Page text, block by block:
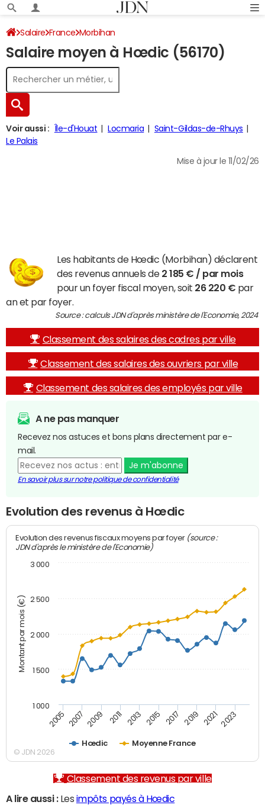
Salaire France Morbihan
Salaire moyen à Hœdic (56170)
Voir aussi : Île-d'Houat Locmaria
Saint-Gildas-de-Rhuys
Le Palais
Mise à jour le 11/02/26
Les habitants de Hœdic (Morbihan) déclarent
des revenus annuels de 2 185 € / par mois
pour un foyer fiscal moyen, soit 26 220 € par
an et par foyer.
Source : calculs JDN d'après ministère de l'Economie, 2024
Classement des salaires des cadres par ville
Classement des salaires des ouvriers par ville
Classement des salaires des employés par ville
A ne pas manquer
Recevez nos astuces et bons plans directement par e-
mail.
Je m'abonne
En savoir plus sur notre politique de confidentialité
Evolution des revenus à Hœdic
Montant par mois (€)
Evolution des revenus fiscaux moyens par foyer (source :
JDN d'après le ministère de l'Economie)
Hœdic Moyenne France
2005 2007 2009 2011 2013 2015 2017 2019 2021 2023
1 000
1 500
2 000
2 500
3 000
© JDN 2026
Classement des revenus par ville
A lire aussi :Les impôts payés à Hœdic